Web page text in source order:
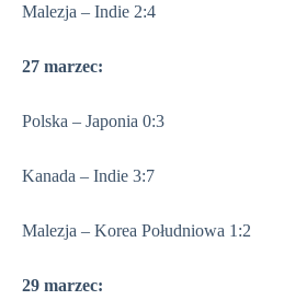
Malezja – Indie 2:4
27 marzec:
Polska – Japonia 0:3
Kanada – Indie 3:7
Malezja – Korea Południowa 1:2
29 marzec: